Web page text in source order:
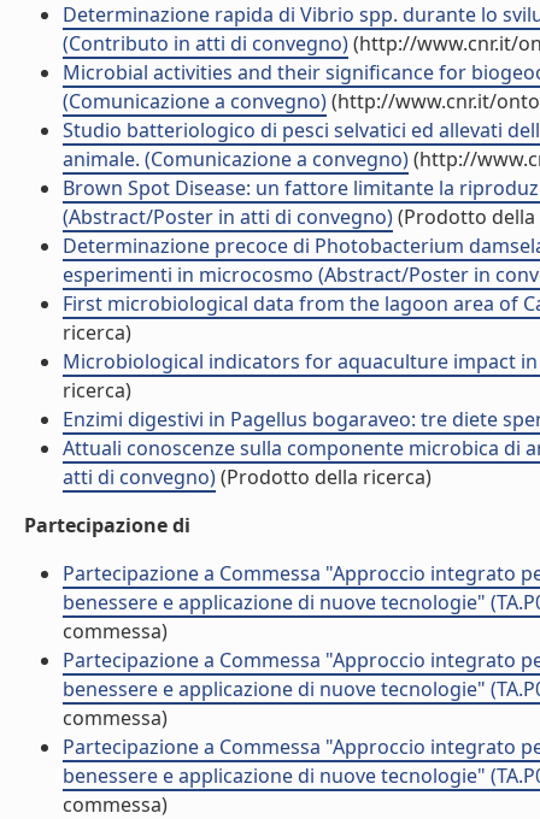
Determinazione rapida di Vibrio spp. durante lo
(Contributo in atti di convegno)(http://www.cnr.it/
Microbial activities and their significance for
(Comunicazione a convegno)(http://www.cnr.it/
Studio batteriologico di pesci selvatici ed allevati
animale. (Comunicazione a convegno)(http://
Brown Spot Disease: un fattore limitante la
(Abstract/Poster in atti di convegno)(Prodotto della
Determinazione precoce di Photobacterium
esperimenti in microcosmo (Abstract/Poster in
First microbiological data from the lagoon area of
ricerca)
Microbiological indicators for aquaculture impact
ricerca)
Enzimi digestivi in Pagellus bogaraveo: tre diete
Attuali conoscenze sulla componente microbica di
atti di convegno)(Prodotto della ricerca)
Partecipazione di
Partecipazione a Commessa "Approccio integrato
benessere e applicazione di nuove tecnologie"
commessa)
Partecipazione a Commessa "Approccio integrato
benessere e applicazione di nuove tecnologie"
commessa)
Partecipazione a Commessa "Approccio integrato
benessere e applicazione di nuove tecnologie"
commessa)